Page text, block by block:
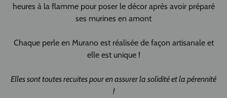
heures à la flamme pour poser le décor après avoir préparé
ses murines en amont
Chaque perle en Murano est réalisée de façon artisanale et
elle est unique !
Elles sont toutes recuites pour en assurer la solidité et la pérennité
!